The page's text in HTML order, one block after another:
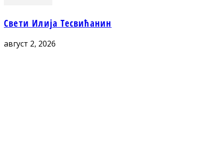
Свети Илија Тесвићанин
август 2, 2026